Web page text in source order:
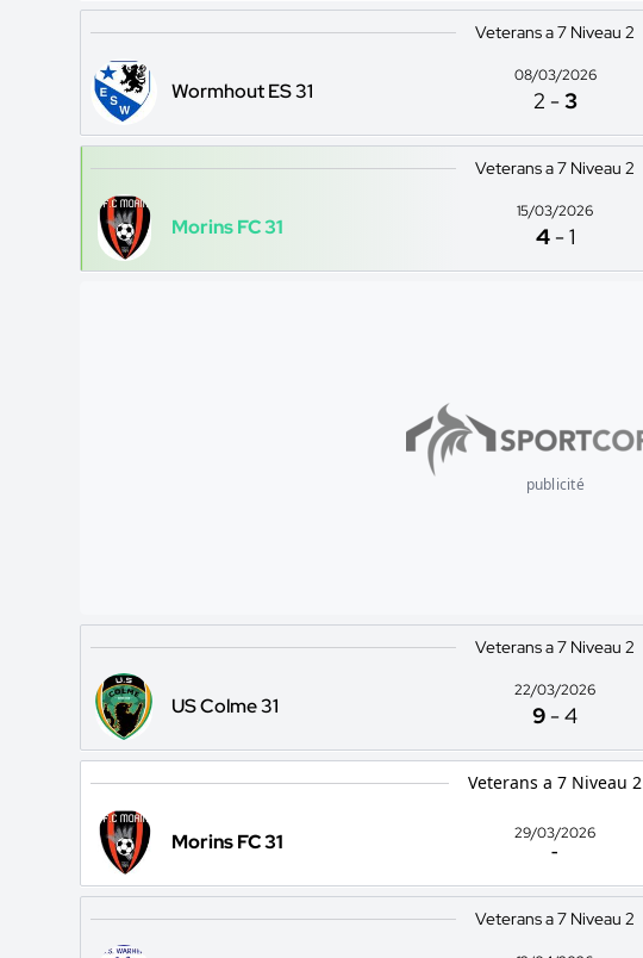
Veterans a 7 Niveau 2
Wormhout ES 31
08/03/2026
2 -3
Veterans a 7 Niveau 2
Morins FC 31
15/03/2026
4 -1
publicité
Veterans a 7 Niveau 2
US Colme 31
22/03/2026
9 -4
Veterans a 7 Niveau 2
Morins FC 31
29/03/2026
-
Veterans a 7 Niveau 2